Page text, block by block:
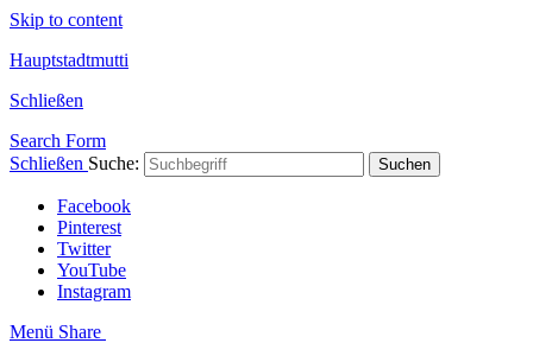
Skip to content
Hauptstadtmutti
Schließen
Search Form
Schließen Suche: Suchen
Facebook
Pinterest
Twitter
YouTube
Instagram
Menü Share